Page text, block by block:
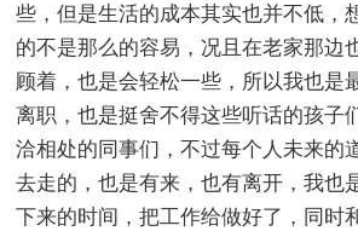
些，但是生活的成本其实也并不低，
的不是那么的容易，况且在老家那边
顾着，也是会轻松一些，所以我也是
离职，也是挺舍不得这些听话的孩子
洽相处的同事们，不过每个人未来的
去走的，也是有来，也有离开，我也
下来的时间，把工作给做好了，同时